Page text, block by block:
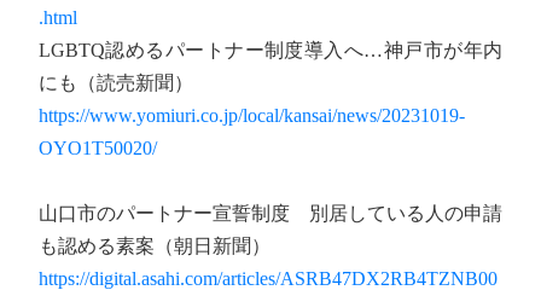
.html
LGBTQ認めるパートナー制度導入へ…神戸市が年内
にも（読売新聞）
https://www.yomiuri.co.jp/local/kansai/news/20231019-
OYO1T50020/
山口市のパートナー宣誓制度 別居している人の申請
も認める素案（朝日新聞）
https://digital.asahi.com/articles/ASRB47DX2RB4TZNB00